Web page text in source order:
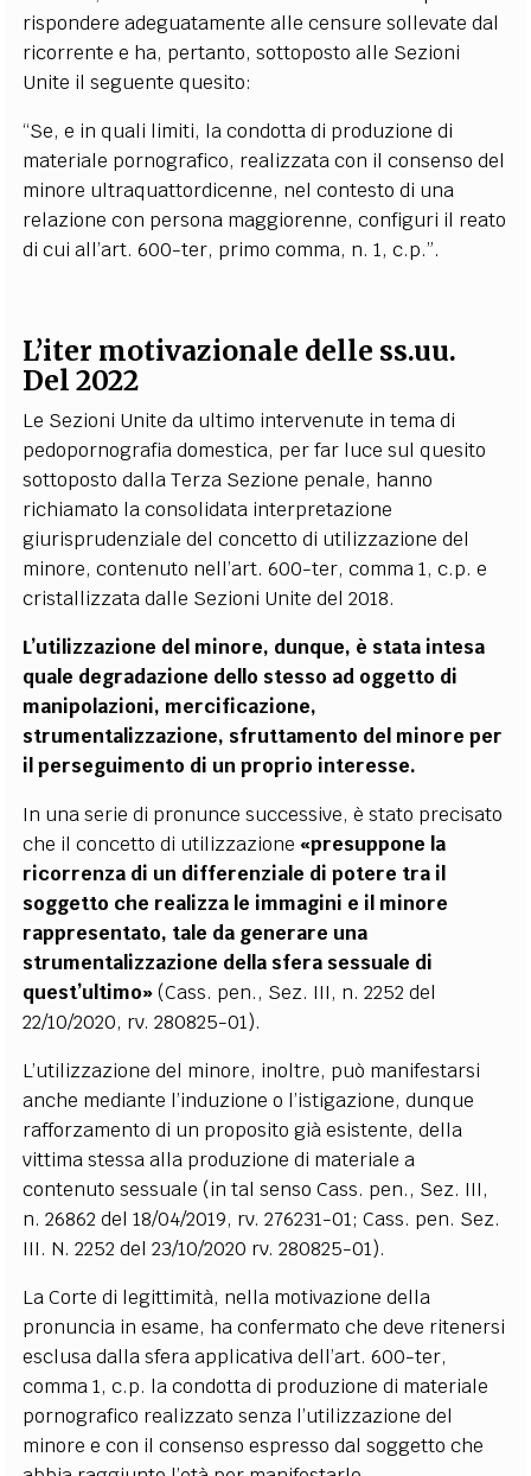
rispondere adeguatamente alle censure sollevate dal
ricorrente e ha, pertanto, sottoposto alle Sezioni
Unite il seguente quesito:
“Se, e in quali limiti, la condotta di produzione di
materiale pornografico, realizzata con il consenso del
minore ultraquattordicenne, nel contesto di una
relazione con persona maggiorenne, configuri il reato
di cui all’art. 600-ter, primo comma, n. 1, c.p.”.
L’iter motivazionale delle ss.uu.
Del 2022
Le Sezioni Unite da ultimo intervenute in tema di
pedopornografia domestica, per far luce sul quesito
sottoposto dalla Terza Sezione penale, hanno
richiamato la consolidata interpretazione
giurisprudenziale del concetto di utilizzazione del
minore, contenuto nell’art. 600-ter, comma 1, c.p. e
cristallizzata dalle Sezioni Unite del 2018.
L’utilizzazione del minore, dunque, è stata intesa
quale degradazione dello stesso ad oggetto di
manipolazioni, mercificazione,
strumentalizzazione, sfruttamento del minore per
il perseguimento di un proprio interesse.
In una serie di pronunce successive, è stato precisato
che il concetto di utilizzazione«presuppone la
ricorrenza di un differenziale di potere tra il
soggetto che realizza le immagini e il minore
rappresentato, tale da generare una
strumentalizzazione della sfera sessuale di
quest’ultimo»(Cass. pen., Sez. III, n. 2252 del
22/10/2020, rv. 280825-01).
L’utilizzazione del minore, inoltre, può manifestarsi
anche mediante l’induzione o l’istigazione, dunque
rafforzamento di un proposito già esistente, della
vittima stessa alla produzione di materiale a
contenuto sessuale (in tal senso Cass. pen., Sez. III,
n. 26862 del 18/04/2019, rv. 276231-01; Cass. pen. Sez.
III. N. 2252 del 23/10/2020 rv. 280825-01).
La Corte di legittimità, nella motivazione della
pronuncia in esame, ha confermato che deve ritenersi
esclusa dalla sfera applicativa dell’art. 600-ter,
comma 1, c.p. la condotta di produzione di materiale
pornografico realizzato senza l’utilizzazione del
minore e con il consenso espresso dal soggetto che